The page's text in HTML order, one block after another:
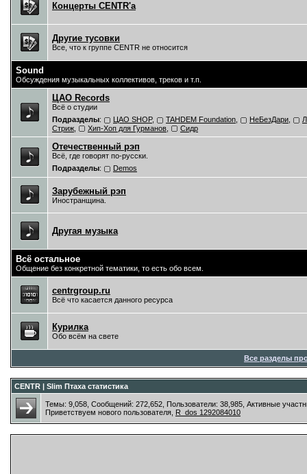
Концерты CENTR'a
Другие тусовки
Все, что к группе CENTR не относится
Sound
Обсуждения музыкальных коллективов, треков и т.п.
ЦAO Records
Всё о студии
Подразделы: ЦАО SHOP, TAHDEM Foundation НеБезДари
Стриж
Хип-Хоп для Гурманов Сидр
Отечественный рэп
Всё, где говорят по-русски.
Подразделы: Demos
Зарубежный рэп
Иностранщина.
Другая музыка
Всё остальное
Общение без конкретной тематики, то есть обо всем.
centrgroup.ru
Всё что касается данного ресурса
Курилка
Обо всём на свете
Все разделы
CENTR | Slim Птаха статистика
Темы: 9,058, Сообщений: 272,652, Пользователи: 38,985, Активные
Приветствуем нового пользователя, R_dos 1292084010